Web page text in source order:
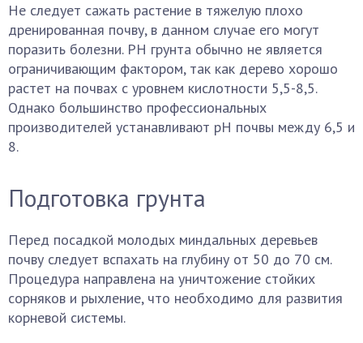
Не следует сажать растение в тяжелую плохо
дренированная почву, в данном случае его могут
поразить болезни. РН грунта обычно не является
ограничивающим фактором, так как дерево хорошо
растет на почвах с уровнем кислотности 5,5-8,5.
Однако большинство профессиональных
производителей устанавливают pH почвы между 6,5 и
8.
Подготовка грунта
Перед посадкой молодых миндальных деревьев
почву следует вспахать на глубину от 50 до 70 см.
Процедура направлена ​​на уничтожение стойких
сорняков и рыхление, что необходимо для развития
корневой системы.